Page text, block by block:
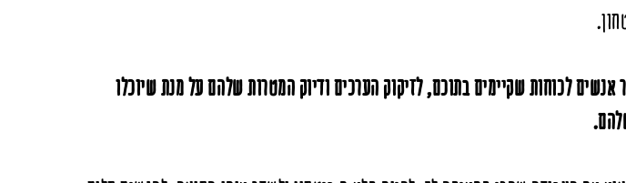
אנשים לכוחות שקיימים בתוכם, לזיקוק הערכים ודיוק המטרות שלהם על מנת שיוכלו